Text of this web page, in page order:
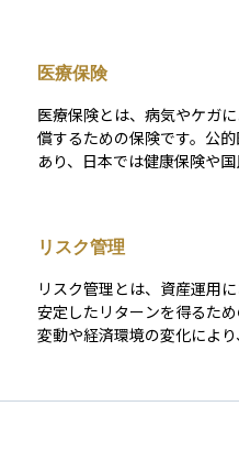
スク管理の一環として活用さ
医療保険
医療保険とは、病気やケガ
償するための保険です。公
あり、日本では健康保険や
の医療費負担を軽減するた
リスク管理
リスク管理とは、資産運用
安定したリターンを得るた
変動や経済環境の変化によ
投資対象の信用力や市場環